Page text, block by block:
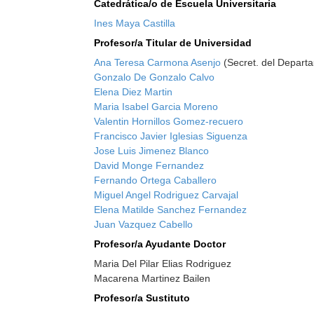
Catedrática/o de Escuela Universitaria
Ines Maya Castilla
Profesor/a Titular de Universidad
Ana Teresa Carmona Asenjo (Secret. del
Gonzalo De Gonzalo Calvo
Elena Diez Martin
Maria Isabel Garcia Moreno
Valentin Hornillos Gomez-recuero
Francisco Javier Iglesias Siguenza
Jose Luis Jimenez Blanco
David Monge Fernandez
Fernando Ortega Caballero
Miguel Angel Rodriguez Carvajal
Elena Matilde Sanchez Fernandez
Juan Vazquez Cabello
Profesor/a Ayudante Doctor
Maria Del Pilar Elias Rodriguez
Macarena Martinez Bailen
Profesor/a Sustituto